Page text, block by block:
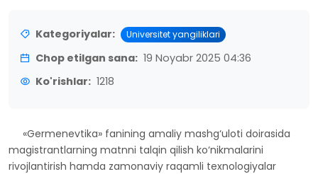
Kategoriyalar: Universitet yangiliklari
Chop etilgan sana: 19 Noyabr 2025 04:36
Ko'rishlar: 1218
«Germenevtika» fanining amaliy mashg‘uloti doirasida
magistrantlarning matnni talqin qilish ko‘nikmalarini
rivojlantirish hamda zamonaviy raqamli texnologiyalar